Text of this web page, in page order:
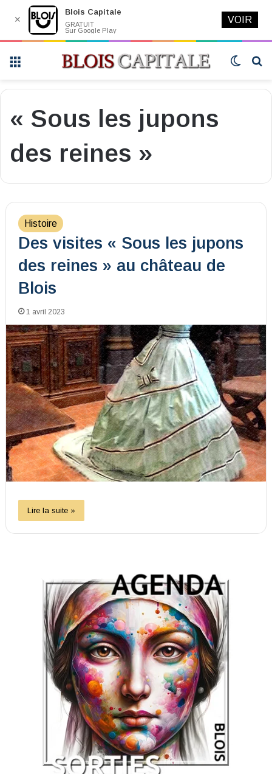
Switch
« Sous les jupons
des reines »
Histoire
Des visites « Sous les jupons
des reines » au château de
Blois
1 avril 2023
Lire la suite »
✕
Blois Capitale
GRATUIT
Sur Google Play
VOIR